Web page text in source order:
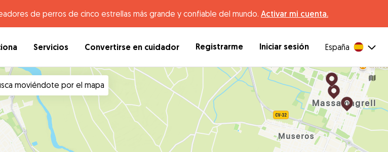
de perros de cinco estrellas más grande y confiable del mundo. Activar mi cuenta.
Servicios Convertirse en cuidador Registrarme Iniciar sesión España
moviéndote por el mapa